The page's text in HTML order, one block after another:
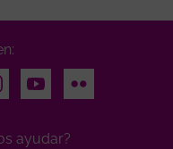
YoutubeFlickr
ayudar?